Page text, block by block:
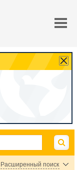
Расширенный поиск